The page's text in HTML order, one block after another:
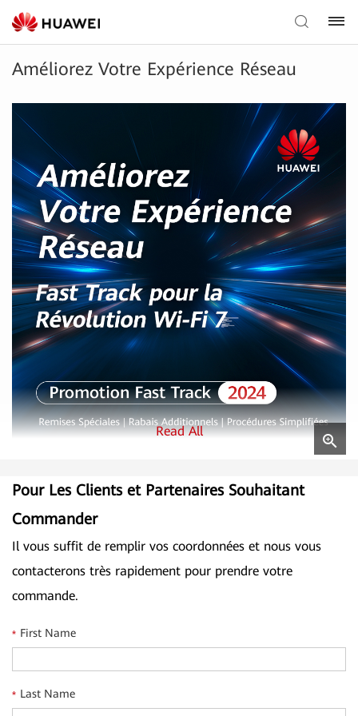
Améliorez Votre Expérience Réseau
Fast Track 2024
Les Avantages de Huawei Fast Track
Fast Track améliore la rentabilité de votre entreprise
Fast Track booste votre PME en fournissant les
Remises automatiques et très compétitives
supplémentaires
Read All
Pour Les Clients et Partenaires Souhaitant
Commander
Il vous suffit de remplir vos coordonnées et nous vous
contacterons très rapidement pour prendre votre
commande.
* First Name
* Last Name